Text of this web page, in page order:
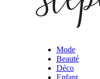
Mode
Beauté
Déco
Enfant